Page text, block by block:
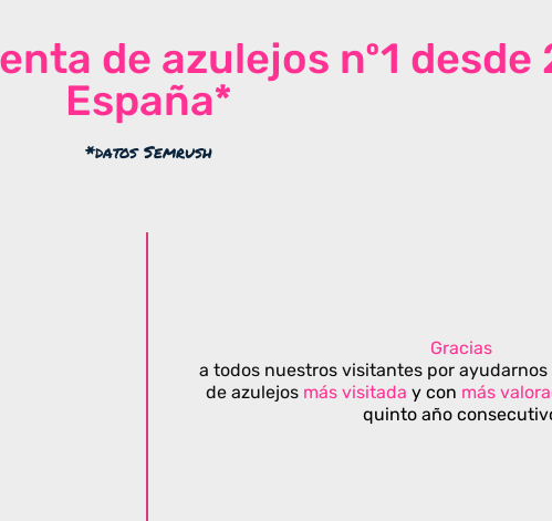
de azulejos nº1 desde
España*
*datos Semrush
Gracias
a todos nuestros visitantes por
de azulejos más visitada y con más
quinto año